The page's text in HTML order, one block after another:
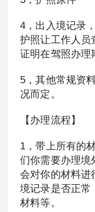
4，出入境记录
护照让工作人员
证明在驾照办理
5，其他常规资
况而定。
【办理流程】
1，带上所有的
们你需要办理境
会对你的材料进
境记录是否正常
材料等。